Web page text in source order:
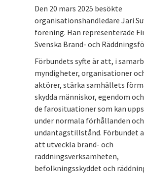
Den 20 mars 2025 besökte
organisationshandledare Jari
förening. Han representerade
Svenska Brand- och
Förbundets syfte är att, i
myndigheter, organisationer
aktörer, stärka samhällets
skydda människor, egendom
de farosituationer som kan
under normala förhållanden
undantagstillstånd. Förbundet
att utveckla brand- och
räddningsverksamheten,
befolkningsskyddet och